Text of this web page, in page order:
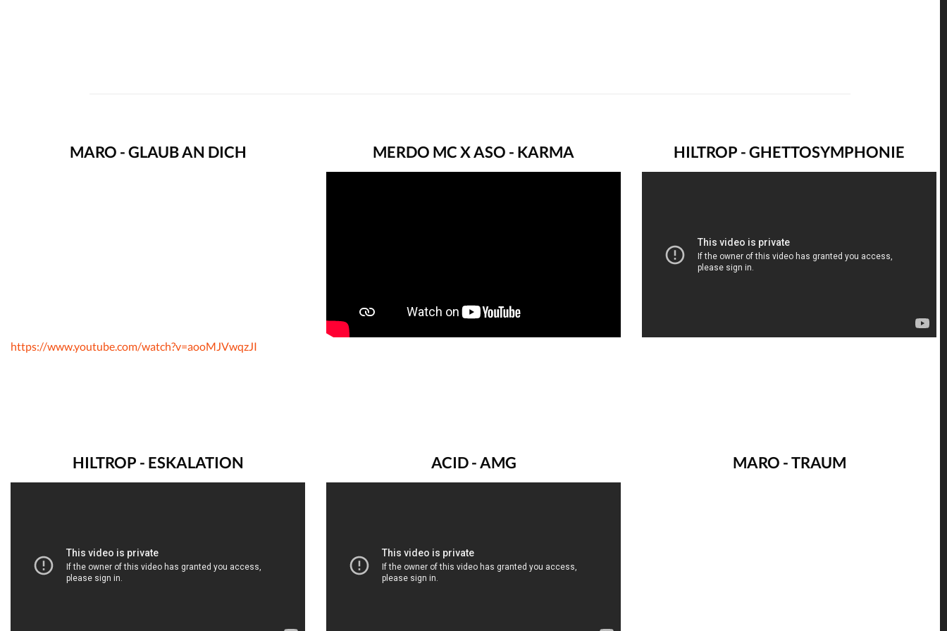
MARO - GLAUB AN DICH
https://www.youtube.com/watch?v=aooMJVwqzJI
MERDO MC X ASO - KARMA HILTROP - GHETTOSYMPHONIE
HILTROP - ESKALATION ACID - AMG MARO - TRAUM